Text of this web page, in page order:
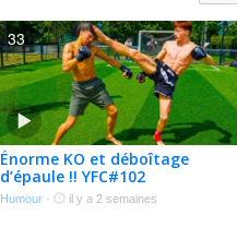
Énorme KO et déboîtage
d’épaule !! YFC#102
Humour · il y a 2 semaines
33